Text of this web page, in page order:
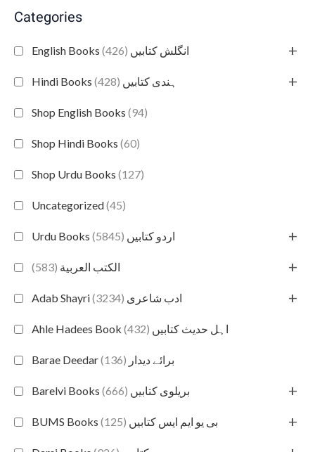
Categories
English Books انگلش کتابیں (426) +
Hindi Books ہندی کتابیں (428) +
Shop English Books (94)
Shop Hindi Books (60)
Shop Urdu Books (127)
Uncategorized(45)
Urdu Books اردو کتابیں (5845) +
الكتب العربية (583) +
Adab Shayri ادب شاعری (3234) +
Ahle Hadees Book اہل حدیث کتابیں (432)
Barae Deedar برائے دیدار (136)
Barelvi Books بریلوی کتابیں (666) +
BUMS Books بی یو ایم ایس کتابیں (125) +